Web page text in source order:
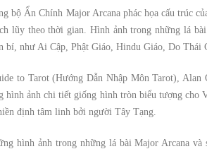
bộ Ẩn Chính Major Arcana phác họa cấu trúc
lũy theo thời gian. Hình ảnh trong những lá
bí, như Ai Cập, Phật Giáo, Hindu Giáo, Do Thái
to Tarot (Hướng Dẫn Nhập Môn Tarot),
hình ảnh chi tiết giống hình tròn biểu tượng
định tâm linh bởi người Tây Tạng.
hình ảnh trong những lá bài Major Arcana